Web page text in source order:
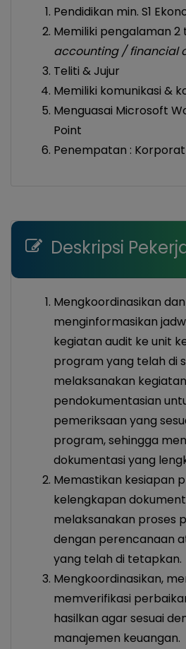
Pendidikan min. S1
Memiliki pengalaman 2
accounting / financial
Teliti & Jujur
Memiliki komunikasi &
Menguasai Microsoft
Point
Penempatan : Korporat
Deskripsi
Mengkoordinasikan dan
menginformasikan
kegiatan audit ke unit
program yang telah di
melaksanakan kegiatan
pendokumentasian
pemeriksaan yang
program, sehingga
dokumentasi yang
Memastikan kesiapan
kelengkapan
melaksanakan proses
dengan perencanaan
yang telah di tetapkan.
Mengkoordinasikan,
memverifikasi
hasilkan agar sesuai
manajemen keuangan.